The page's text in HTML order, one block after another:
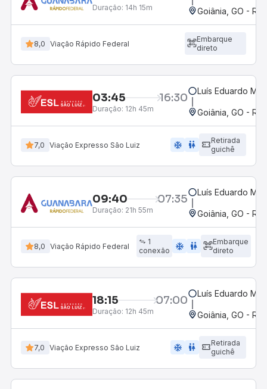
Duração: 14h 15m Goiânia, GO -
8,0 Viação Rápido Federal
Embarque
direto
03:45 16:30
Duração: 12h 45m
Luís Eduardo
Goiânia, GO -
7,0 Viação Expresso São Luiz ac_unit wc
Retirada
guichê
09:40 07:35
Duração: 21h 55m
Luís Eduardo
Goiânia, GO -
8,0 Viação Rápido Federal
1
conexão
ac_unit wc
Embarque
direto
18:15 07:00
Duração: 12h 45m
Luís Eduardo
Goiânia, GO -
7,0 Viação Expresso São Luiz ac_unit wc
Retirada
guichê